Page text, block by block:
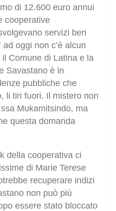
di 12.600 euro annui
cooperative
servizi ben
oggi non c’è alcun
Comune di Latina e la
Savastano è in
pubbliche che
li tiri fuori. Il mistero non
Mukamitsindo, ma
questa domanda
della cooperativa ci
di Marie Terese
recuperare indizi
non può più
essere stato bloccato